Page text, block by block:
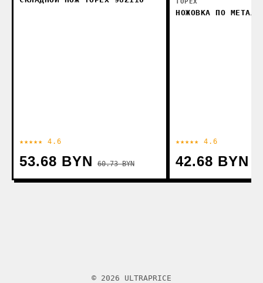
★★★★★ 4.6
53.68 BYN 60.73 BYN
TOPEX
НОЖОВКА ПО
★★★★★ 4.6
42.68 BYN
© 2026 ULTRAPRICE